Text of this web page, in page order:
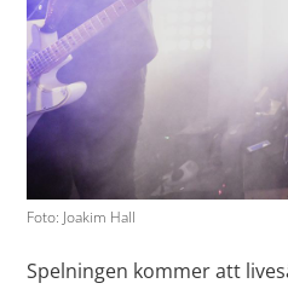
Foto: Joakim Hall
Spelningen kommer att